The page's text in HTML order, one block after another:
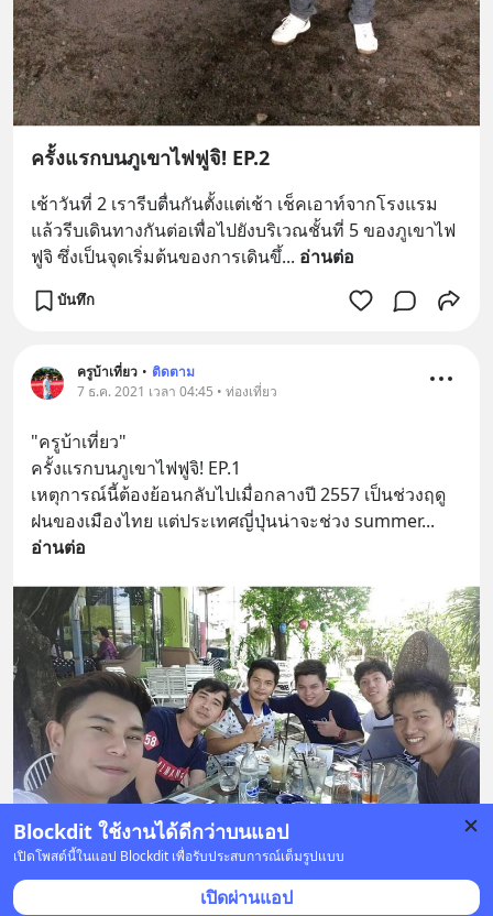
Blockdit ใช้งานได้ดีกว่าบนแอป
เปิดโพสต์นี้ในแอป Blockdit เพื่อรับประสบการณ์เต็มรูปแบบ
เปิดผ่านแอป
ครั้งแรกบนภูเขาไฟฟูจิ! EP.2
เช้าวันที่ 2 เรารีบตื่นกันตั้งแต่เช้า เช็คเอาท์จากโรงแรม
แล้วรีบเดินทางกันต่อเพื่อไปยังบริเวณชั้นที่ 5 ของภูเขาไฟ
ฟูจิ ซึ่งเป็นจุดเริ่มต้นของการเดินขึ้... อ่านต่อ
บันทึก
ครูบ้าเที่ยว • ติดตาม
7 ธ.ค. 2021 เวลา 04:45 • ท่องเที่ยว
"ครูบ้าเที่ยว"
ครั้งแรกบนภูเขาไฟฟูจิ! EP.1
เหตุการณ์นี้ต้องย้อนกลับไปเมื่อกลางปี 2557 เป็นช่วงฤดู
ฝนของเมืองไทย แต่ประเทศญี่ปุ่นน่าจะช่วง summer
อ่านต่อ
บันทึก